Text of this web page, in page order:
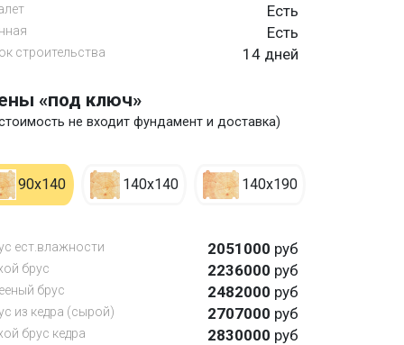
Есть
Есть
строительства 14 дней
«под ключ»
не входит фундамент и доставка)
90х140 140х140 140х190
ест.влажности 2051000 руб
брус 2236000 руб
брус 2482000 руб
из кедра (сырой) 2707000 руб
брус кедра 2830000 руб